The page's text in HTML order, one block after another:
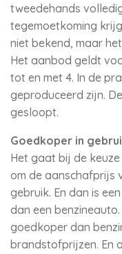
tweedehands
tegemoetkoming
niet bekend, maar
Het aanbod geldt
tot en met 4. In de
geproduceerd zijn.
gesloopt.
Goedkoper in
Het gaat bij de
om de aanschafprijs
gebruik. En dan is
dan een
goedkoper dan
brandstofprijzen. En